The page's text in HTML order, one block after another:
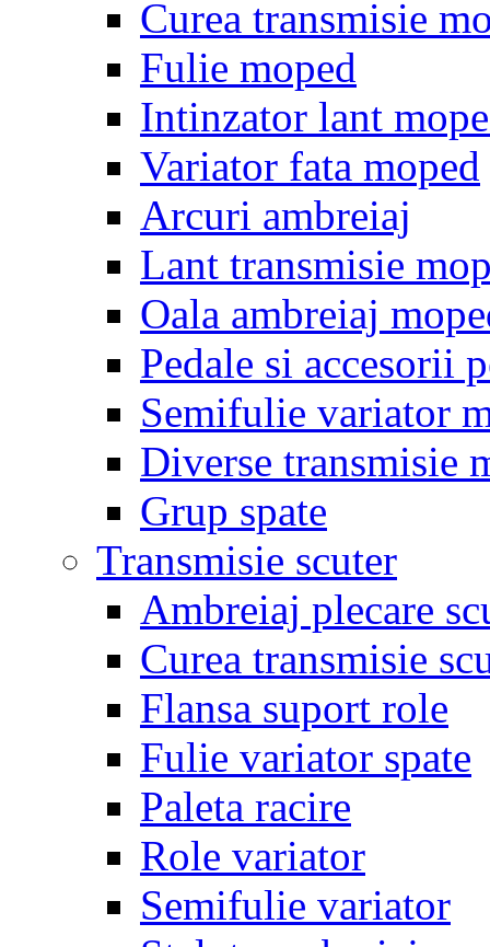
Curea transmisie
Fulie moped
Intinzator lant
Variator fata moped
Arcuri ambreiaj
Lant transmisie
Oala ambreiaj
Pedale si accesorii
Semifulie variator
Diverse transmisie
Grup spate
Transmisie scuter
Ambreiaj plecare
Curea transmisie
Flansa suport role
Fulie variator spate
Paleta racire
Role variator
Semifulie variator